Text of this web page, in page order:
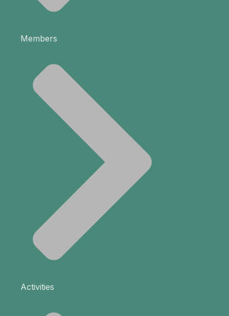
Members
Activities